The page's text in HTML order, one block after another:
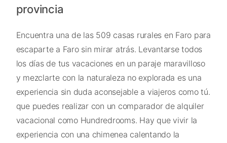
provincia
Encuentra una de las 509 casas rurales en Faro para
escaparte a Faro sin mirar atrás. Levantarse todos
los días de tus vacaciones en un paraje maravilloso
y mezclarte con la naturaleza no explorada es una
experiencia sin duda aconsejable a viajeros como tú.
que puedes realizar con un comparador de alquiler
vacacional como Hundredrooms. Hay que vivir la
experiencia con una chimenea calentando la